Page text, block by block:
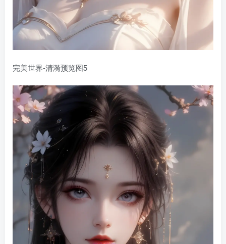
完美世界-清漪预览图5